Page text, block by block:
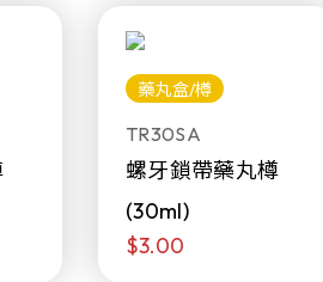
藥丸盒/樽
TR30SA
螺牙鎖帶藥丸樽
(30ml)
$3.00